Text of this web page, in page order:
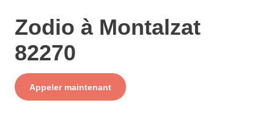
Zodio à Montalzat
82270
Appeler maintenant
Service
+ prix appel